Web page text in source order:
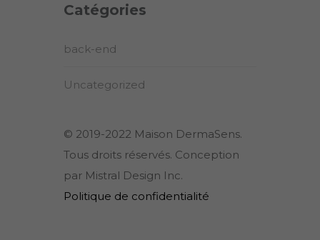
Catégories
back-end
Uncategorized
© 2019-2022 Maison DermaSens.
Tous droits réservés. Conception
par Mistral Design Inc.
Politique de confidentialité